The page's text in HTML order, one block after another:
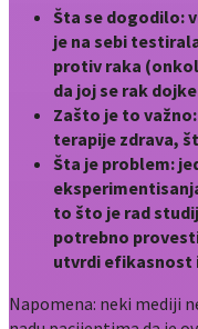
Šta se dogodilo:
je na sebi
protiv raka
da joj se rak
Zašto je to
terapije zdrava,
Šta je problem:
to što je rad
potrebno
utvrdi efikasnost
Napomena: neki mediji